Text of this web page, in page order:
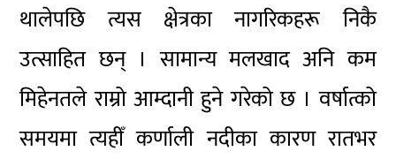
थालेपछि त्यस क्षेत्रका नागरिकहरू निकै
उत्साहित छन् । सामान्य मलखाद अनि कम
मिहेनतले राम्रो आम्दानी हुने गरेको छ । वर्षात्को
समयमा त्यहीँ कर्णाली नदीका कारण रातभर